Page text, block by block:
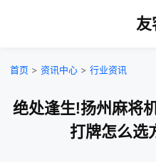
友
首页 > 资讯中心 > 行业资讯
绝处逢生!扬州麻将
打牌怎么选